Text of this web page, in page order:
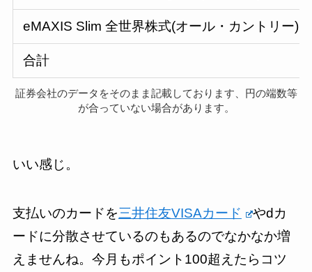
eMAXIS Slim 全世界株式(オール・カントリー)
合計
証券会社のデータをそのまま記載しております、円の端数等
が合っていない場合があります。
いい感じ。
支払いのカードを三井住友VISAカード
やdカ
ードに分散させているのもあるのでなかなか増
えませんね。今月もポイント100超えたらコツ